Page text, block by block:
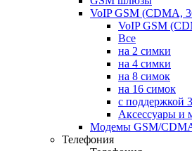
VoIP GSM (CDMA,
VoIP GSM
Все
на 2 симки
на 4 симки
на 8 симок
на 16 симок
с поддержкой
Аксессуары и
Модемы GSM/
Телефония